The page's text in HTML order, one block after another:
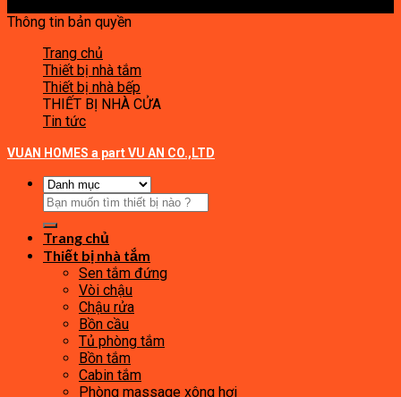
Thông tin bản quyền
Trang chủ
Thiết bị nhà tắm
Thiết bị nhà bếp
THIẾT BỊ NHÀ CỬA
Tin tức
VUAN HOMES a part VU AN CO.,LTD
Tìm
kiếm:
Trang chủ
Thiết bị nhà tắm
Sen tắm đứng
Vòi chậu
Chậu rửa
Bồn cầu
Tủ phòng tắm
Bồn tắm
Cabin tắm
Phòng massage xông hơi